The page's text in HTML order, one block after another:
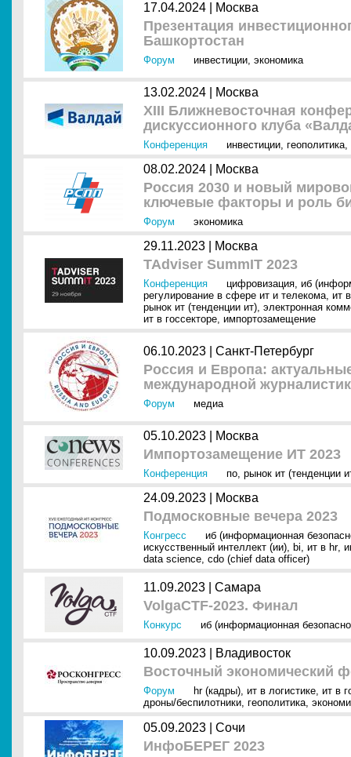
17.04.2024 | Москва
Презентация
Башкортостан
Форум инвестиции, экономика
13.02.2024 | Москва
XIII Ближневосточная
дискуссионного клуба
Конференция инвестиции, геополитика,
08.02.2024 | Москва
Россия 2030 и новый
ключевые факторы и роль
Форум экономика
29.11.2023 | Москва
TAdviser SummIT 2023
Конференция цифровизация, иб
регулирование в сфере ит и телекома, ит
рынок ит (тенденции ит), электронная
ит в госсекторе, импортозамещение
06.10.2023 | Санкт-Петербург
Россия и Европа:
международной
Форум медиа
05.10.2023 | Москва
Импортозамещение ИТ 2023
Конференция по, рынок ит (тенденции
24.09.2023 | Москва
Подмосковные вечера 2023
Конгресс
иб (информационная
искусственный интеллект (ии), bi, ит в hr,
data science, cdo (chief data officer)
11.09.2023 | Самара
VolgaCTF-2023. Финал
Конкурс иб (информационная
10.09.2023 | Владивосток
Восточный экономический
Форум hr (кадры), ит в логистике, ит в
дроны/беспилотники, геополитика,
05.09.2023 | Сочи
ИнфоБЕРЕГ 2023